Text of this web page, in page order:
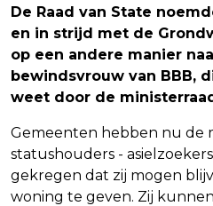
De Raad van State
en in strijd met de
op een andere manier
bewindsvrouw van BBB,
weet door de
Gemeenten hebben nu de
statushouders -
gekregen dat zij mogen
woning te geven. Zij